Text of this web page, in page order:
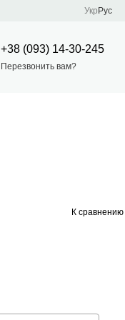
Укр Рус
+38 (093) 14-30-245
Перезвонить вам?
К сравнению